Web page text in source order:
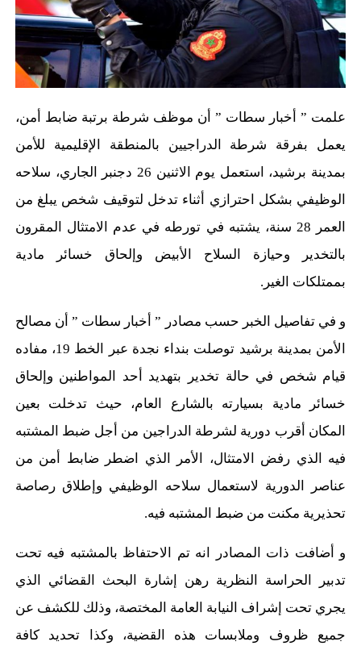
علمت ” أخبار سطات ” أن موظف شرطة برتبة ضابط أمن،
يعمل بفرقة شرطة الدراجيين بالمنطقة الإقليمية للأمن
بمدينة برشيد، استعمل يوم الاثنين 26 دجنبر الجاري، سلاحه
الوظيفي بشكل احترازي أثناء تدخل لتوقيف شخص يبلغ من
العمر 28 سنة، يشتبه في تورطه في عدم الامتثال المقرون
بالتخدير وحيازة السلاح الأبيض وإلحاق خسائر مادية
بممتلكات الغير.
و في تفاصيل الخبر حسب مصادر ” أخبار سطات ” أن مصالح
الأمن بمدينة برشيد توصلت بنداء نجدة عبر الخط 19، مفاده
قيام شخص في حالة تخدير بتهديد أحد المواطنين وإلحاق
خسائر مادية بسيارته بالشارع العام، حيث تدخلت بعين
المكان أقرب دورية لشرطة الدراجين من أجل ضبط المشتبه
فيه الذي رفض الامتثال، الأمر الذي اضطر ضابط أمن من
عناصر الدورية لاستعمال سلاحه الوظيفي وإطلاق رصاصة
تحذيرية مكنت من ضبط المشتبه فيه.
و أضافت ذات المصادر انه تم الاحتفاظ بالمشتبه فيه تحت
تدبير الحراسة النظرية رهن إشارة البحث القضائي الذي
يجري تحت إشراف النيابة العامة المختصة، وذلك للكشف عن
جميع ظروف وملابسات هذه القضية، وكذا تحديد كافة